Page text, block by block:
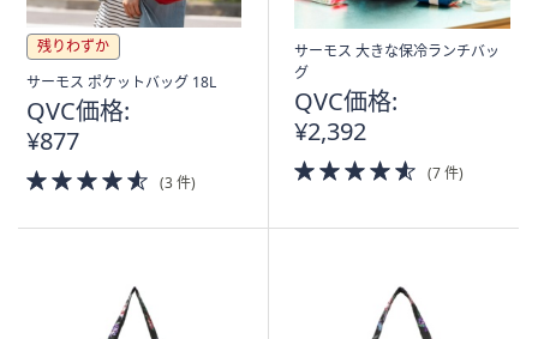
に
ス
ワ
イ
プ
し
て
残りわずか
サーモス ポケットバッグ 18L
QVC価格:
¥877
4.5
of
(3 件)
サーモス 大きな保冷ランチバッ
グ
QVC価格:
¥2,392
4.5
of
Stars
(7 件)